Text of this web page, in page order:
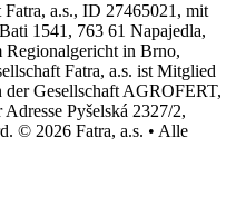
Fatra, a.s., ID 27465021, mit
1541, 763 61 Napajedla,
Regionalgericht in Brno,
Fatra, a.s. ist Mitglied
Gesellschaft AGROFERT,
Pyšelská 2327/2,
© 2026 Fatra, a.s. • Alle